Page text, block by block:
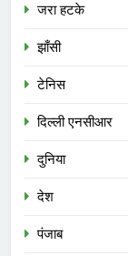
जरा हटके
झाँसी
टेनिस
दिल्ली एनसीआर
दुनिया
देश
पंजाब